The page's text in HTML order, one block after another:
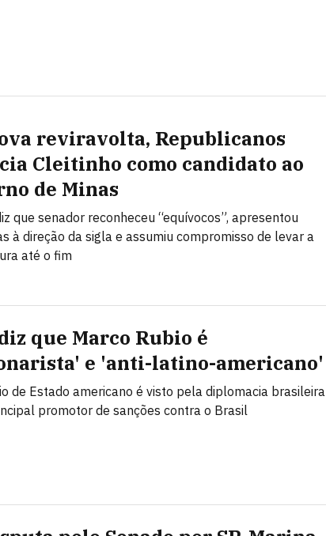
reviravolta, Republicanos
Cleitinho como candidato ao
de Minas
que senador reconheceu “equívocos”, apresentou
à direção da sigla e assumiu compromisso de levar a
até o fim
que Marco Rubio é
e 'anti-latino-americano'
de Estado americano é visto pela diplomacia brasileira
promotor de sanções contra o Brasil